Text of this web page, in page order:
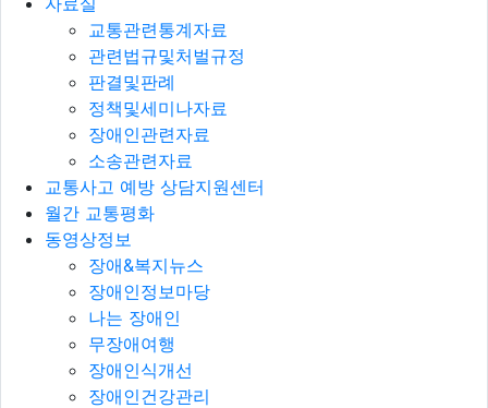
교통관련통계자료
관련법규및처벌규정
판결및판례
정책및세미나자료
장애인관련자료
소송관련자료
교통사고 예방 상담지원센터
월간 교통평화
동영상정보
장애&복지뉴스
장애인정보마당
나는 장애인
무장애여행
장애인식개선
장애인건강관리